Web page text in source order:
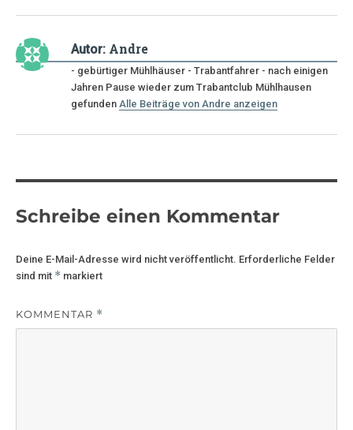
Autor: Andre
- gebürtiger Mühlhäuser - Trabantfahrer - nach einigen
Jahren Pause wieder zum Trabantclub Mühlhausen
gefundenAlle Beiträge von Andre anzeigen
Schreibe einen Kommentar
Deine E-Mail-Adresse wird nicht veröffentlicht. Erforderliche Felder
sind mit * markiert
KOMMENTAR *